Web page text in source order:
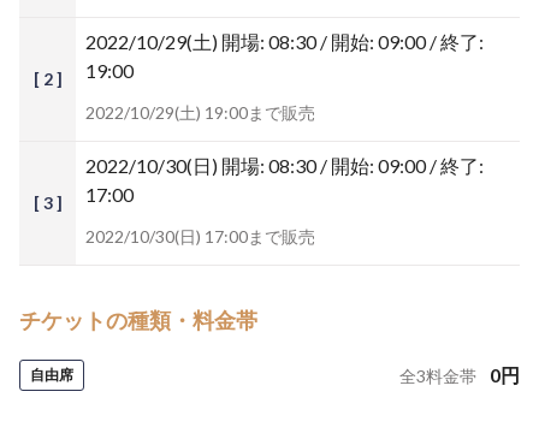
[ 2 ]
2022/10/29(土) 開場: 08:30 / 開始: 09:00 / 終了:
19:00
2022/10/29(土) 19:00まで販売
[ 3 ]
2022/10/30(日) 開場: 08:30 / 開始: 09:00 / 終了:
17:00
2022/10/30(日) 17:00まで販売
チケットの種類・料金帯
自由席 全3料金帯 0円